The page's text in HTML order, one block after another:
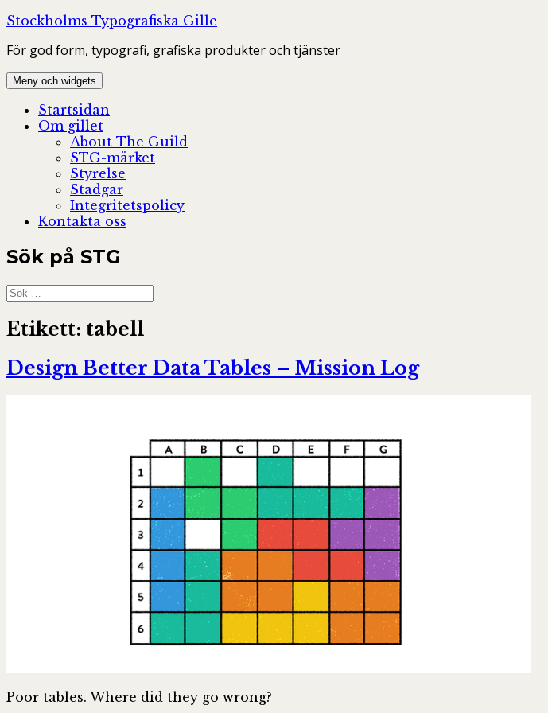
Hoppa
innehåll
Stockholms Typografiska Gille
För god form, typografi, grafiska produkter och tjänster
Meny och widgets
Startsidan
Om gillet
About The Guild
STG-märket
Styrelse
Stadgar
Integritetspolicy
Kontakta oss
Sök på STG
Sök
efter:
Etikett: tabell
Design Better Data Tables – Mission Log
Poor tables. Where did they go wrong?